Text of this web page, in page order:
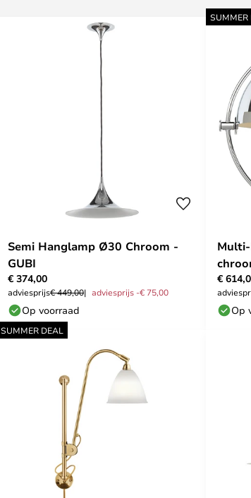
Semi Hanglamp Ø30 Chroom -
GUBI
€ 374,00
adviesprijs€ 449,00 adviesprijs -€ 75,00
Op voorraad
SUMMER
€
Op
SUMMER DEAL